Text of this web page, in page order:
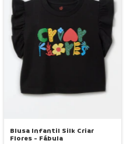
Blusa Infantil Silk Criar
Flores - Fábula